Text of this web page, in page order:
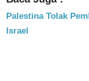
Palestina Tolak
Israel